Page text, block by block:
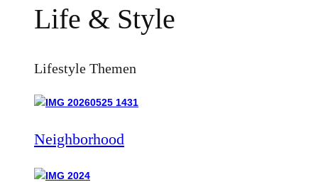
Life & Style
Lifestyle Themen
Neighborhood